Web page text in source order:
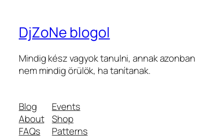
DjZoNe blogol
Mindig kész vagyok tanulni, annak azonban
nem mindig örülök, ha tanítanak.
Blog
About
FAQs
Events
Shop
Patterns